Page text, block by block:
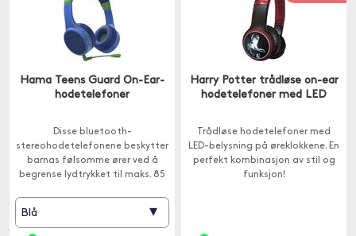
Hama Teens Guard On-Ear-
hodetelefoner
Disse bluetooth-
stereohodetelefonene beskytter
barnas følsomme ører ved å
begrense lydtrykket til maks. 85
Blå ▾
Harry Potter trådløse on-ear
hodetelefoner med LED
Trådløse hodetelefoner med
LED-belysning på øreklokkene. En
perfekt kombinasjon av stil og
funksjon!